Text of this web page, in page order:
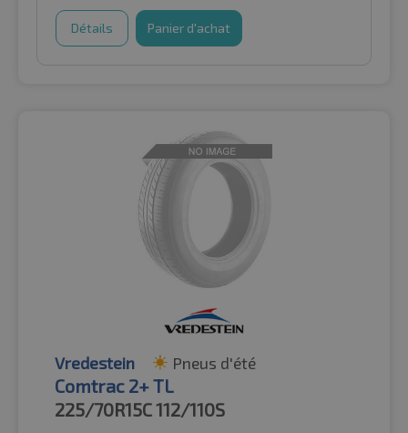
Détails Panier d'achat
Vredestein Pneus d'été
Comtrac 2+ TL
225/70R15C112/110S